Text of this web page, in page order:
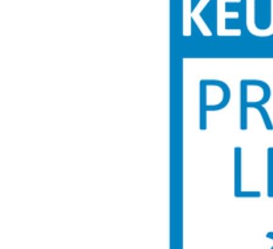
Zorgeloos zakelijk rijden met Century Lease! Op de afdeling
Century Lease van Century wordt u ontzorgd. Wij kijken
samen met u naar uw wensen en behoeften en wij denken graag
terecht bij één vast contactpersoon. Een contactpersoon die
merkenspecialisten. Wel zo prettig. Hierdoor bent u verzekerd
van een maatwerkoplossing die voor u en uw bedrijf het beste
Toch liever kopen maar niet uw spaargeld gebruiken? Kies dan
lagere maandlasten bieden. Situatieafhankelijk kan het